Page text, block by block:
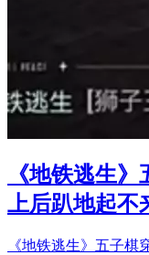
《地铁逃生
上后趴地起不
《地铁逃生》五子棋